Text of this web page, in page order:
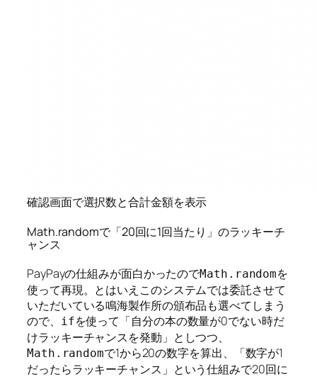
確認画面で選択数と合計金額を表示
Math.randomで「20回に1回当たり」のラッキーチ
ャンス
PayPayの仕組みが面白かったのでMath.randomを
使って再現。とはいえこのシステムでは委託させて
いただいている鳴海製作所の頒布品も選べてしまう
ので、
ifを使って「自分の本の数量が0でない時だ
けラッキーチャンスを発動」としつつ、
Math.randomで1から20の数字を算出、「数字が1
だったらラッキーチャンス」という仕組みで20回に